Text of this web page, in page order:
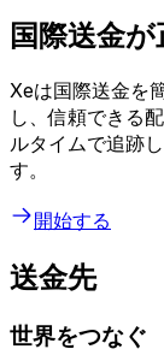
国際送金
Xeは国際送金を
し、信頼できる
ルタイムで追跡
す。
開始する
送金先
世界をつなぐ